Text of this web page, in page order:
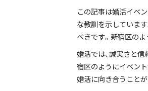
この記事は婚活イベ
な教訓を示していま
べきです。新宿区の
婚活では、誠実さと
宿区のようにイベン
婚活に向き合うこと